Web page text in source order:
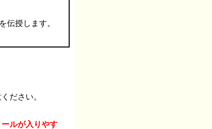
伝授します。
ださい。
ルが入りやす